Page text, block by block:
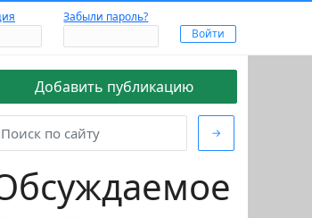
Забыли пароль?
Добавить публикацию
→